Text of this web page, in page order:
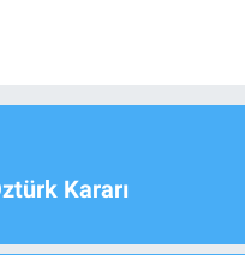
Kararı